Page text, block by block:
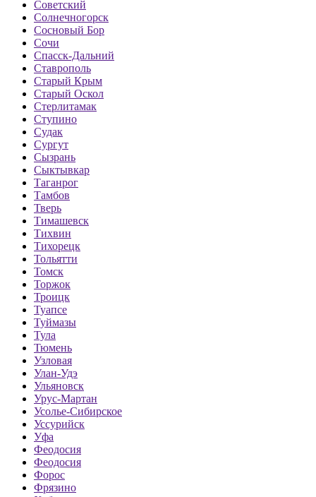
Советский
Солнечногорск
Сосновый Бор
Сочи
Спасск-Дальний
Ставрополь
Старый Крым
Старый Оскол
Стерлитамак
Ступино
Судак
Сургут
Сызрань
Сыктывкар
Таганрог
Тамбов
Тверь
Тимашевск
Тихвин
Тихорецк
Тольятти
Томск
Торжок
Троицк
Туапсе
Туймазы
Тула
Тюмень
Узловая
Улан-Удэ
Ульяновск
Урус-Мартан
Усолье-Сибирское
Уссурийск
Уфа
Феодосия
Феодосия
Форос
Фрязино